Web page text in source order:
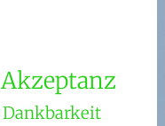
Akzeptanz
Dankbarkeit